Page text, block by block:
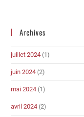
Archives
juillet 2024 (1)
juin 2024 (2)
mai 2024 (1)
avril 2024 (2)